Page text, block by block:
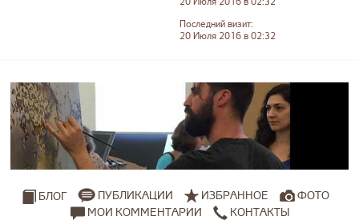
Последний визит:
20 Июля 2016 в 02:32
БЛОГ ПУБЛИКАЦИИ ИЗБРАННОЕ
ФОТО
МОИ КОММЕНТАРИИ
КОНТАКТЫ